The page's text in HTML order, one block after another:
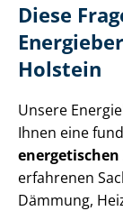
Diese
Holstein
Unsere
Ihnen eine
erfahrenen
Dämmung,